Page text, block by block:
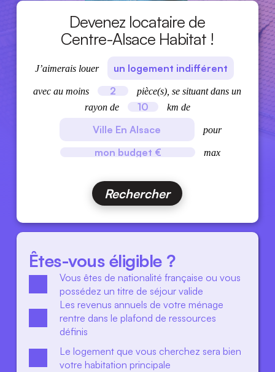
Devenez locataire de
Centre-Alsace Habitat !
J’aimerais louer
avec au moins
pièce(s), se situant dans un
rayon de
km de
pour
max
Êtes-vous éligible ?
Vous êtes de nationalité française ou vous
possédez un titre de séjour valide
Les revenus annuels de votre ménage
rentre dans le plafond de ressources
définis
Le logement que vous cherchez sera bien
votre habitation principale